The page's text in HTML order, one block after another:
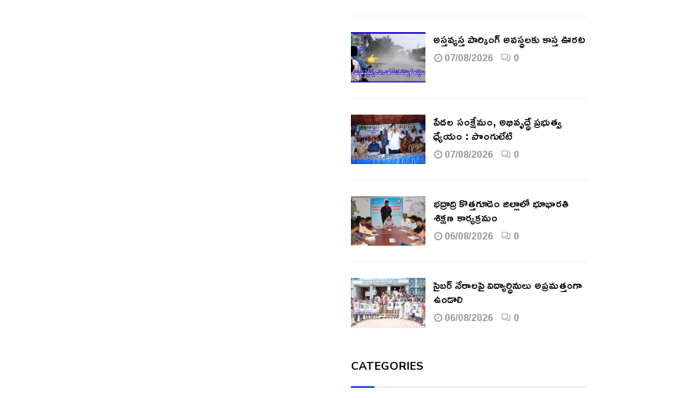
అస్తవ్యస్త పార్కింగ్ అవస్థలకు కాస్త ఊరట
07/08/2026 0
పేదల సంక్షేమం, అభివృద్ధే ప్రభుత్వ
ధ్యేయం : పొంగులేటి
07/08/2026 0
భద్రాద్రి కొత్తగూడెం జిల్లాలో భూభారతి
శిక్షణ కార్యక్రమం
06/08/2026 0
సైబర్ నేరాలపై విద్యార్థినులు అప్రమత్తంగా
ఉండాలి
06/08/2026 0
CATEGORIES